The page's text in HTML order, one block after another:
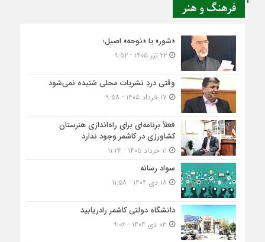
فرهنگ و هنر
«شور» یا «نوحه» اصیل؛
۲۲ تیر ۱۴۰۵ - ۹:۵۲
وقتی دردِ نشریات محلی شنیده نمی‌شود
فعلاً برنامه‌ای برای راه‌اندازی هنرستان
کشاورزی در کاشمر وجود ندارد
سواد رسانه
دانشگاه دولتی کاشمر‌ رادریابید